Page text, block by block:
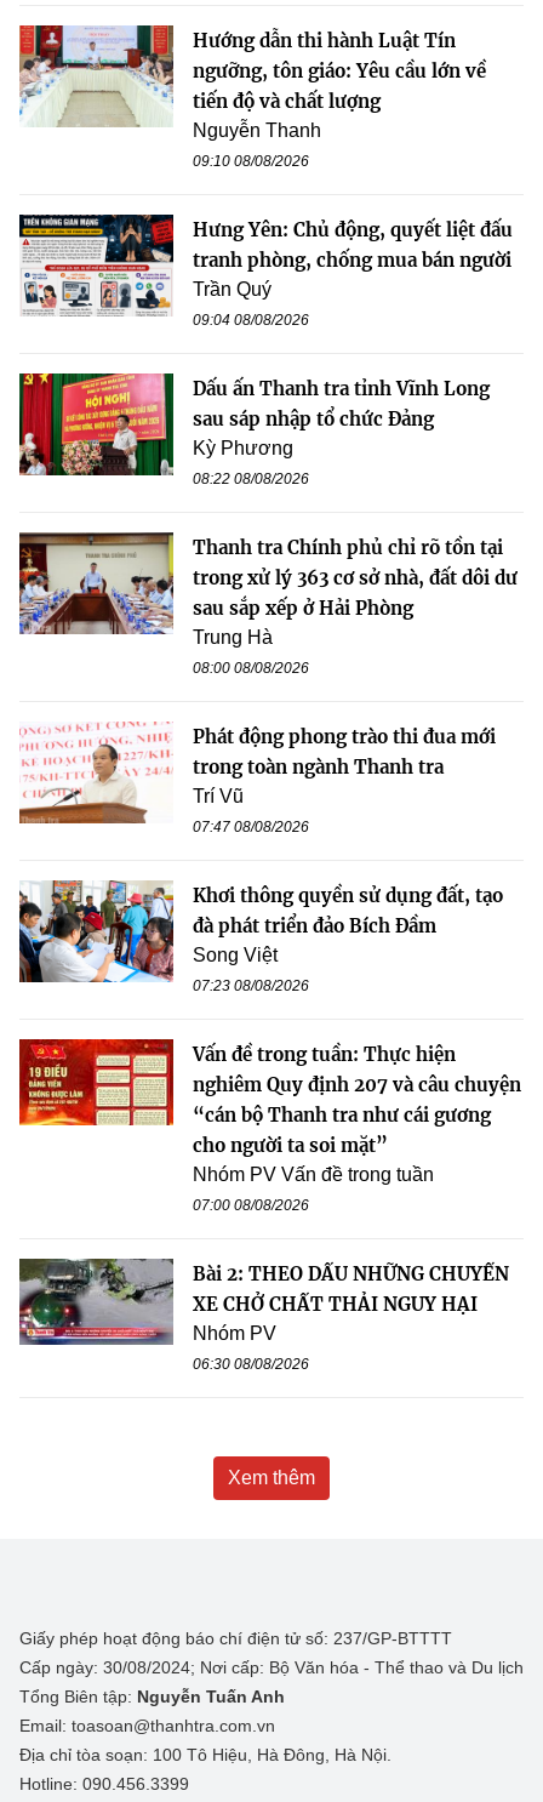
Hướng dẫn thi hành Luật Tín
ngưỡng, tôn giáo: Yêu cầu lớn về
tiến độ và chất lượng
Nguyễn Thanh
09:10 08/08/2026
Hưng Yên: Chủ động, quyết liệt đấu
tranh phòng, chống mua bán người
Trần Quý
09:04 08/08/2026
Dấu ấn Thanh tra tỉnh Vĩnh Long
sau sáp nhập tổ chức Đảng
Kỳ Phương
08:22 08/08/2026
Thanh tra Chính phủ chỉ rõ tồn tại
trong xử lý 363 cơ sở nhà, đất dôi dư
sau sắp xếp ở Hải Phòng
Trung Hà
08:00 08/08/2026
Phát động phong trào thi đua mới
trong toàn ngành Thanh tra
Trí Vũ
07:47 08/08/2026
Khơi thông quyền sử dụng đất, tạo
đà phát triển đảo Bích Đầm
Song Việt
07:23 08/08/2026
Vấn đề trong tuần: Thực hiện
nghiêm Quy định 207 và câu chuyện
“cán bộ Thanh tra như cái gương
cho người ta soi mặt”
Nhóm PV Vấn đề trong tuần
07:00 08/08/2026
Bài 2: THEO DẤU NHỮNG CHUYẾN
XE CHỞ CHẤT THẢI NGUY HẠI
Nhóm PV
06:30 08/08/2026
Xem thêm
Giấy phép hoạt động báo chí điện tử số: 237/GP-BTTTT
Cấp ngày: 30/08/2024; Nơi cấp: Bộ Văn hóa - Thể thao và Du lịch
Tổng Biên tập: Nguyễn Tuấn Anh
Email: toasoan@thanhtra.com.vn
Địa chỉ tòa soạn: 100 Tô Hiệu, Hà Đông, Hà Nội.
Hotline: 090.456.3399